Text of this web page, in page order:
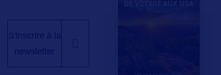
S'inscrire à la
newsletter